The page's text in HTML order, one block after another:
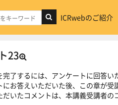
ICRwebのご紹介
23
完了するには、アンケートに回答い
にお答えいただいた後、この章が受
だいたコメントは、本講義受講者の